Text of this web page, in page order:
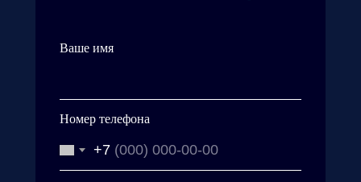
Ваше имя
Номер телефона
+7